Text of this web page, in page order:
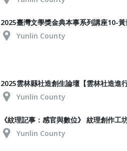
2025臺灣文學獎金典本事系列講座10-
Yunlin County
2025雲林縣社造創生論壇【雲林社造進
Yunlin County
《紋理記事：感官與數位》 紋理創作工
Yunlin County